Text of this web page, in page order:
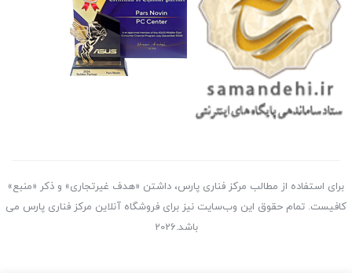
برای استفاده از مطالب مرکز فناری پارس، داشتن «هدف غیرتجاری» و ذکر «منبع»
کافیست. تمام حقوق اين وب‌سايت نیز برای فروشگاه آنلاین مرکز فناری پارس می
باشد.2026